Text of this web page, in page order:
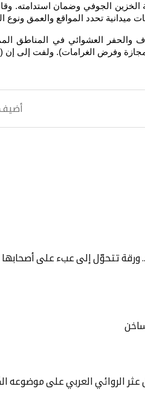
ميدانية تحدد المواقع والعمق ونوع
العشوائي في المناطق
وفرض الغرامات). ولفت إلى إن
ورقة تتحوّل إلى عبء على أصحابها
الروائي العربي على موضوعه